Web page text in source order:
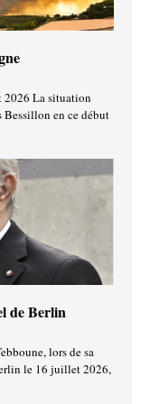
La situation
Bessillon en ce début
de Berlin
lors de sa
le 16 juillet 2026,